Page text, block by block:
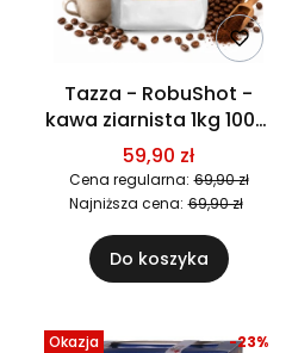
Tazza - RobuShot -
kawa ziarnista 1kg 100%
Robusta
59,90 zł
Cena regularna: 69,90 zł
Najniższa cena: 69,90 zł
Do koszyka
Okazja -23%